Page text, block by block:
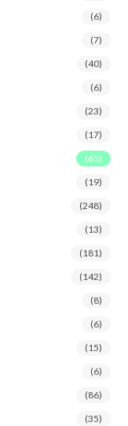
(6)
(7)
(40)
(6)
(23)
(17)
(65)
(19)
(248)
(13)
(181)
(142)
(8)
(6)
(15)
(6)
(86)
(35)